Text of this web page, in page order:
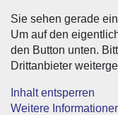
Sie sehen gerade
Um auf den
den Button unten.
Drittanbieter
Inhalt entsperren
Weitere